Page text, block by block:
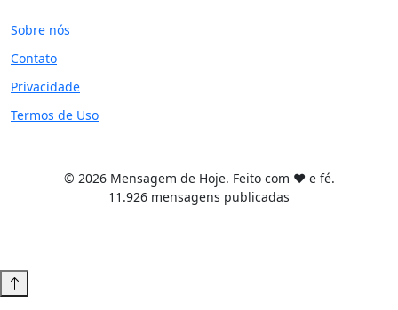
Sobre nós
Contato
Privacidade
Termos de Uso
© 2026 Mensagem de Hoje. Feito com ❤️ e fé.
11.926 mensagens publicadas